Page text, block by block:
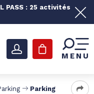
PASS : 25 activités
MENU
Parking